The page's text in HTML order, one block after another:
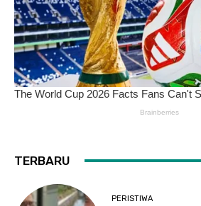
TERBARU
PERISTIWA